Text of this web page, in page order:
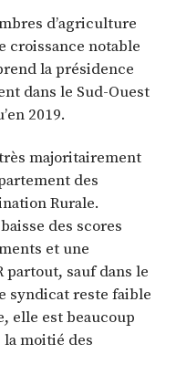
d’agriculture
croissance notable
la présidence
dans le Sud-Ouest
2019.
majoritairement
des
Rurale.
des scores
et une
partout, sauf dans le
syndicat reste faible
elle est beaucoup
moitié des